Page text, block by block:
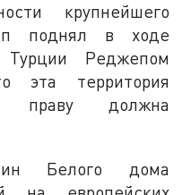
крупнейшего
поднял в ходе
Турции Реджепом
эта территория
праву должна
Белого дома